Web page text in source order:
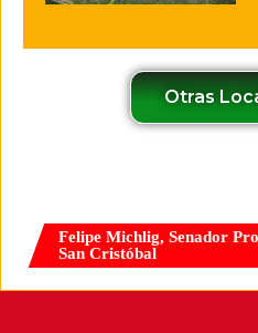
Otras
Felipe Michlig, Senador
San Cristóbal